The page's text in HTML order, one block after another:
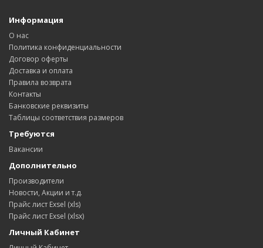
Информация
О нас
Политика конфиденциальности
Договор оферты
Доставка и оплата
Правила возврата
Контакты
Банковские реквизиты
Таблицы соответствия размеров
Требуются
Вакансии
Дополнительно
Производители
Новости, Акции и т.д.
Прайс лист Exsel (xls)
Прайс лист Exsel (xlsx)
Личный Кабинет